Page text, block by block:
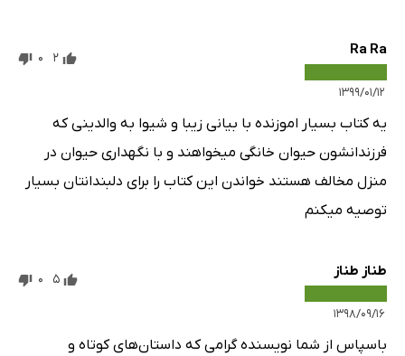
Ra Ra
۱۳۹۹/۰۱/۱۲
2
0
یه کتاب بسیار اموزنده با بیانی زیبا و شیوا به والدینی که
فرزندانشون حیوان خانگی میخواهند و با نگهداری حیوان در
منزل مخالف هستند خواندن این کتاب را برای دلبندانتان بسیار
توصیه میکنم
طناز طناز
۱۳۹۸/۰۹/۱۶
5
0
باسپاس از شما نویسنده گرامی که داستان‌های کوتاه و